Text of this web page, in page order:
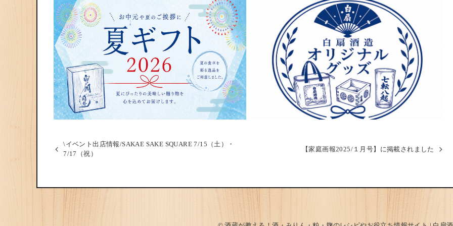
\イベント出店情報/SAKAE SAKE SQUARE 7/15（土）・
7/17（祝）
【家庭画報2025/１月号】に掲載されました